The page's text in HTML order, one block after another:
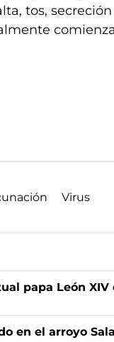
tos, secreción
Virus
papa León
en el arroyo